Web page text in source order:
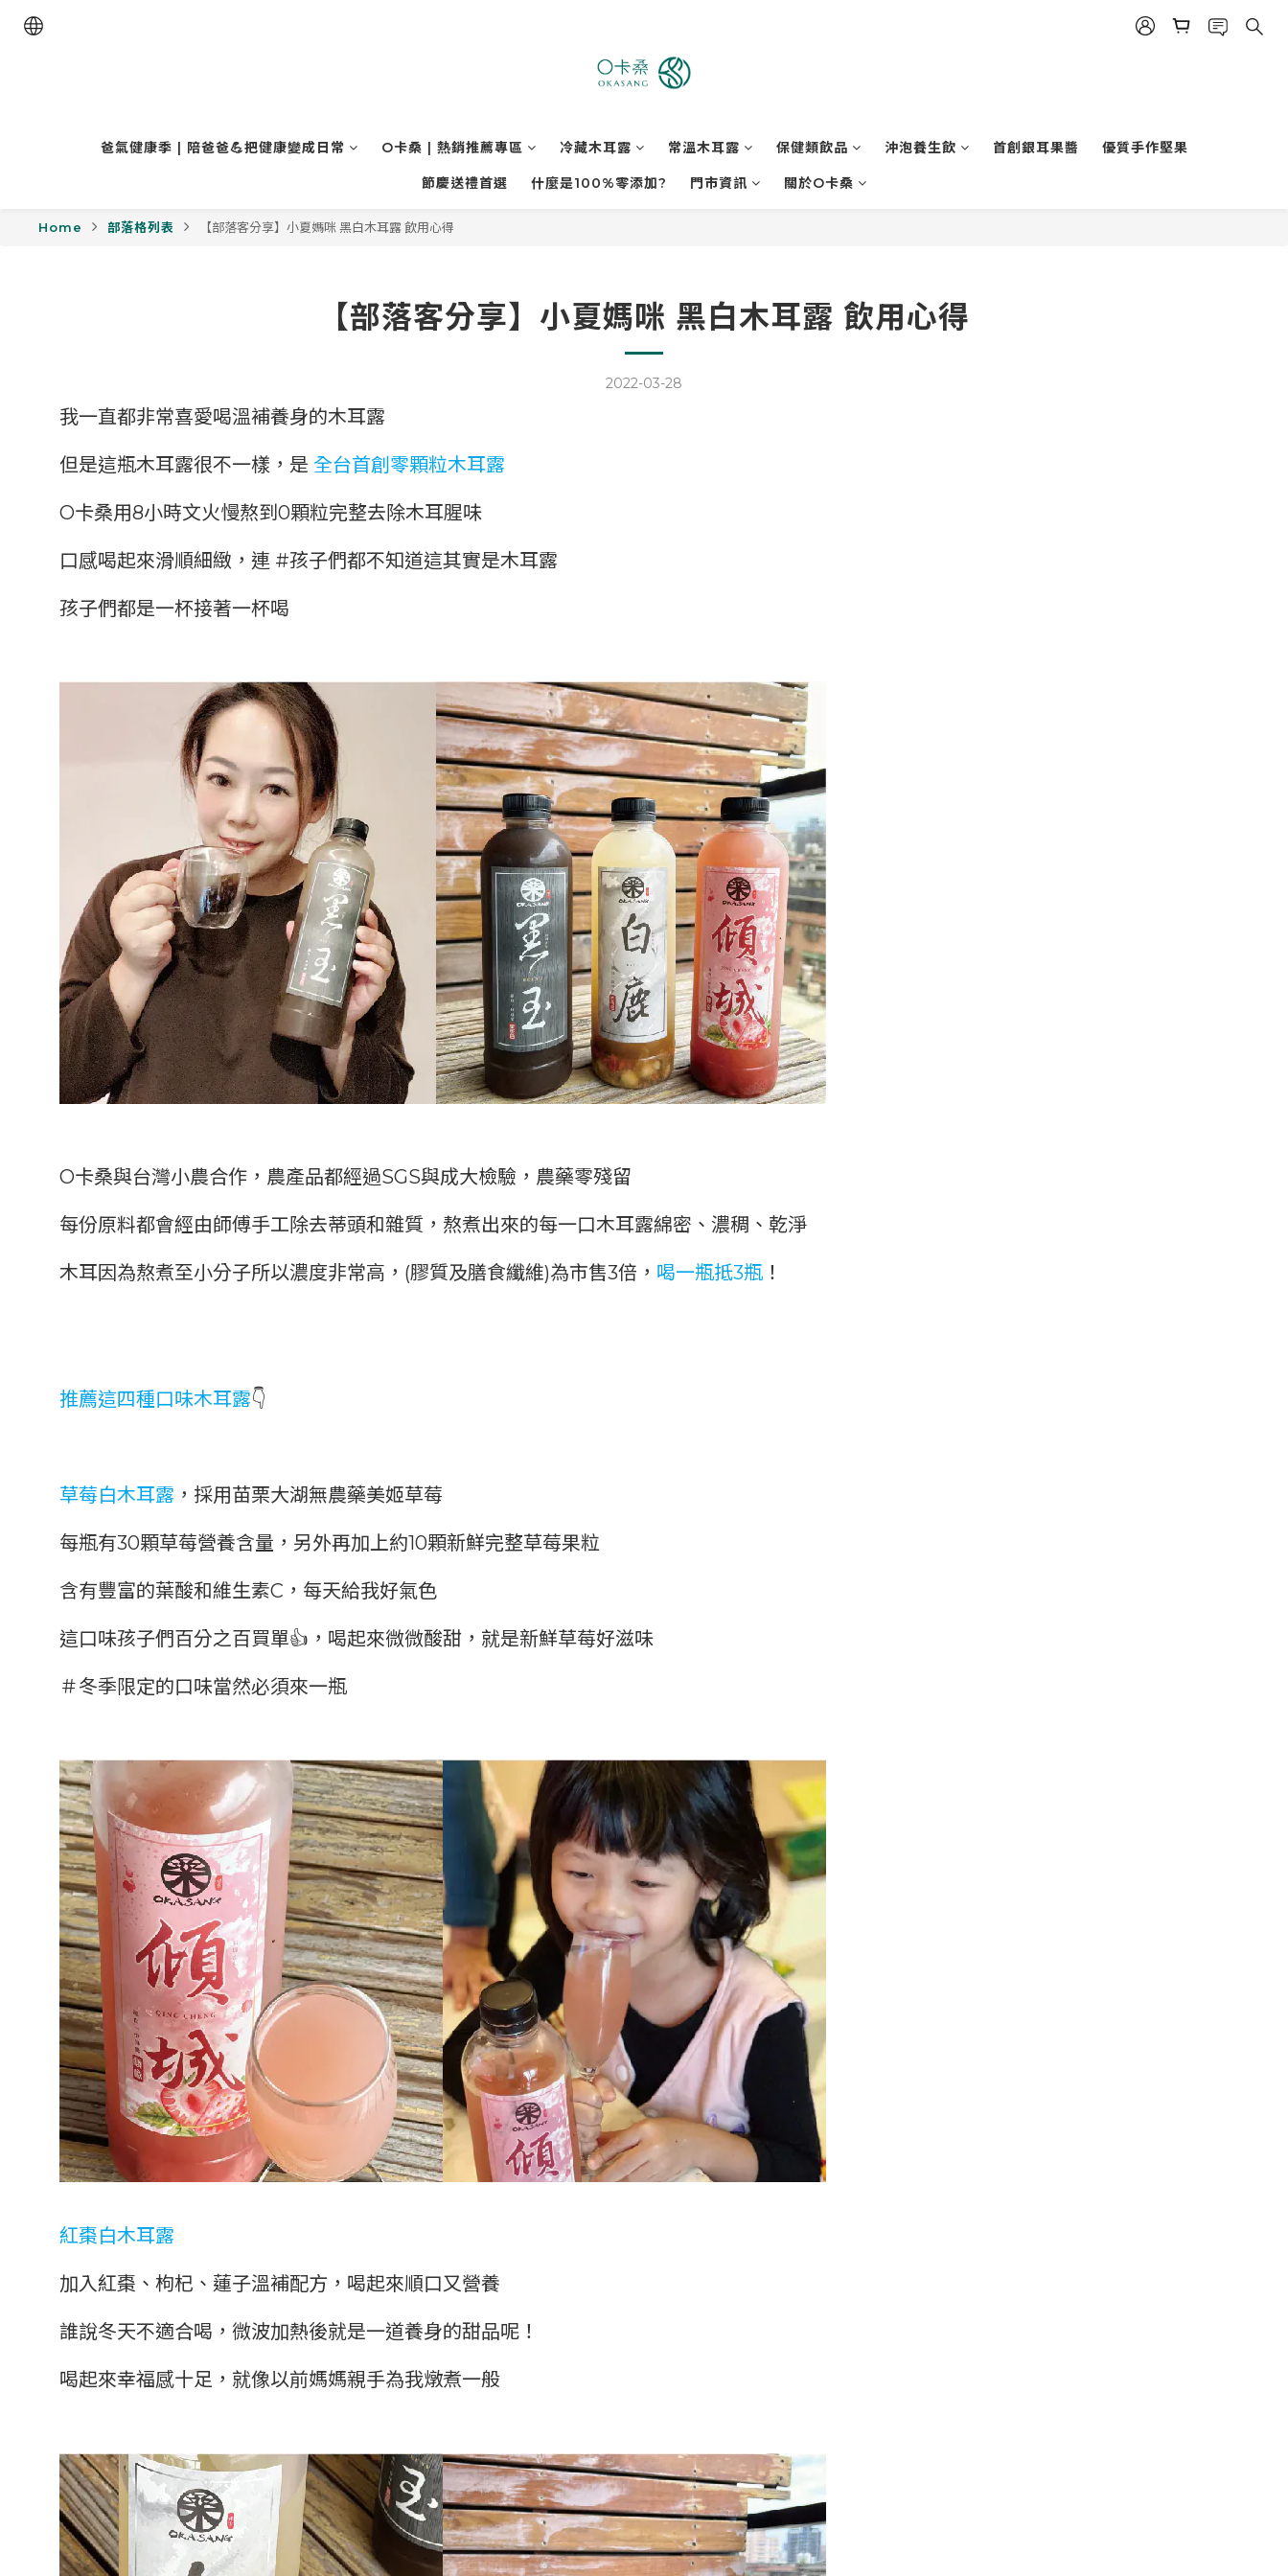
爸氣健康季 | 陪爸爸💪把健康變成日常 O卡桑 | 熱銷推薦專區 冷藏木耳露 常溫木耳露 保健類飲品 沖泡養生飲 首創銀耳果醬 優質手作堅果
節慶送禮首選 什麼是100%零添加? 門市資訊 關於O卡桑
Home 部落格列表 【部落客分享】小夏媽咪 黑白木耳露 飲用心得
【部落客分享】小夏媽咪 黑白木耳露 飲用心得
2022-03-28
我一直都非常喜愛喝溫補養身的木耳露
但是這瓶木耳露很不一樣，是 全台首創零顆粒木耳露
O卡桑用8小時文火慢熬到0顆粒完整去除木耳腥味
口感喝起來滑順細緻，連 #孩子們都不知道這其實是木耳露
孩子們都是一杯接著一杯喝
O卡桑與台灣小農合作，農產品都經過SGS與成大檢驗，農藥零殘留
每份原料都會經由師傅手工除去蒂頭和雜質， 熬煮出來的每一口木耳露綿密、濃稠、乾淨
木耳因為熬煮至小分子所以濃度非常高，(膠質及膳食纖維)為市售3倍， 喝一瓶抵3瓶 ！
推薦這四種口味木耳露👇
草莓白木耳露 ， 採用苗栗大湖無農藥美姬草莓
每瓶有30顆草莓營養含量， 另外再加上約10顆新鮮完整草莓果粒
含有豐富的葉酸和維生素C，每天給我好氣色
這口味孩子們百分之百買單👍， 喝起來微微酸甜，就是新鮮草莓好滋味
＃冬季限定的口味當然必須來一瓶
紅棗白木耳露
加入紅棗、枸杞、蓮子溫補配方， 喝起來順口又營養
誰說冬天不適合喝，微波加熱後就是一道養身的甜品呢！
喝起來幸福感十足， 就像以前媽媽親手為我燉煮一般